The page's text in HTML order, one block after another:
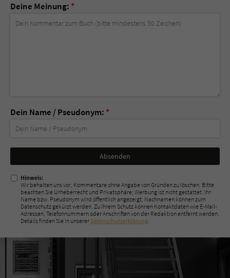
Deine Meinung: *
Dein Name / Pseudonym: *
Nicht
ausfüllen!
Hinweis:
Wir behalten uns vor, Kommentare ohne Angabe von Gründen zu löschen. Bitte
beachten Sie Urheberrecht und Privatsphäre; Werbung ist nicht gestattet. Ihr
Name bzw. Pseudonym wird öffentlich angezeigt; Nachnamen können zum
Datenschutz gekürzt werden. Zu Ihrem Schutz können Kontaktdaten wie E-Mail-
Adressen, Telefonnummern oder Anschriften von der Redaktion entfernt werden.
Details finden Sie in unserer Datenschutzerklärung.